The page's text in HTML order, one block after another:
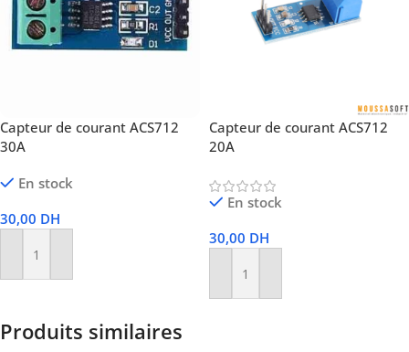
Capteur de courant ACS712
30A
En stock
30,00 DH
Ajouter Au Panier
Capteur de courant ACS712
20A
En stock
30,00 DH
Ajouter Au Panier
Produits similaires